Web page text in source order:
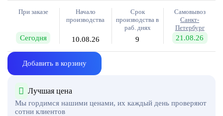
При заказе
Сегодня
Начало
производства
10.08.26
Срок
производства в
раб. днях
9
Самовывоз
Санкт-
Петербург
21.08.26
Добавить в корзину
Лучшая цена
Мы гордимся нашими ценами, их каждый день проверяют
сотни клиентов